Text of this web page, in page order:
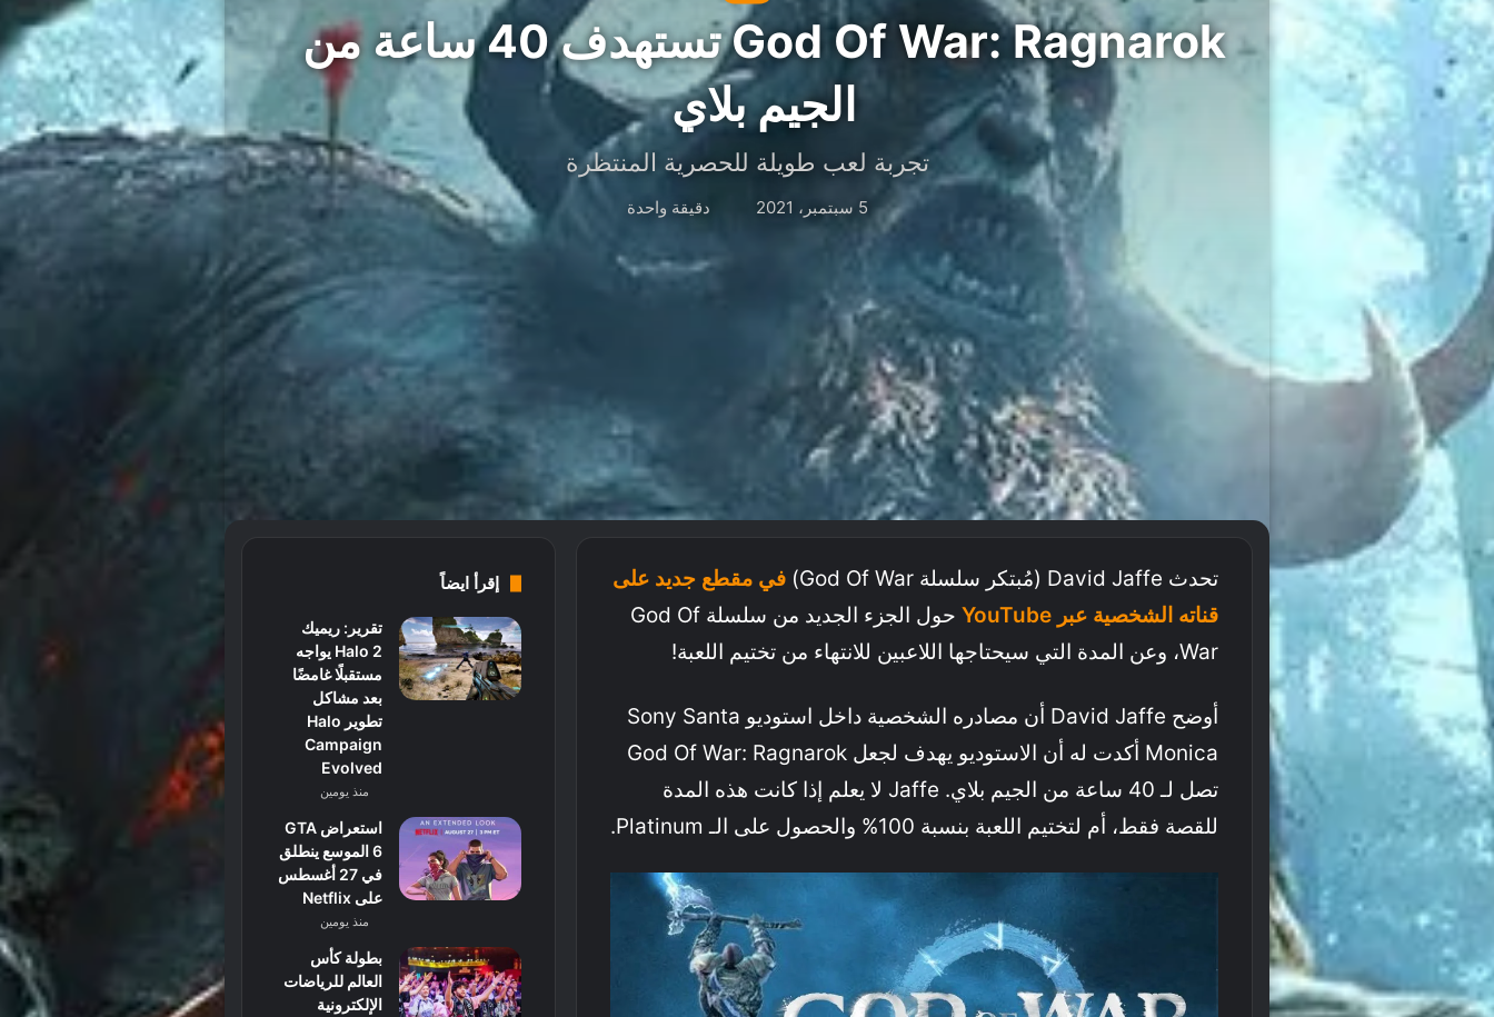
God Of War: Ragnarok تستهدف 40 ساعة من
الجيم بلاي
تجربة لعب طويلة للحصرية المنتظرة
5 سبتمبر، 2021 دقيقة واحدة
تحدث David Jaffe (مُبتكر سلسلة God Of War)
في مقطع جديد على
قناته الشخصية عبر YouTube
حول الجزء الجديد من سلسلة God Of
War، وعن المدة التي سيحتاجها اللاعبين للانتهاء من تختيم اللعبة!
أوضح David Jaffe أن مصادره الشخصية داخل استوديو Sony Santa
Monica أكدت له أن الاستوديو يهدف لجعل God Of War: Ragnarok
تصل لـ 40 ساعة من الجيم بلاي. Jaffe لا يعلم إذا كانت هذه المدة
للقصة فقط، أم لتختيم اللعبة بنسبة 100% والحصول على الـ Platinum.
إقرأ ايضاً
تقرير: ريميك
Halo 2 يواجه
مستقبلًا غامضًا
بعد مشاكل
تطوير Halo
Campaign
Evolved
منذ يومين
استعراض GTA
6 الموسع ينطلق
في 27 أغسطس
على Netflix
منذ يومين
بطولة كأس
العالم للرياضات
الإلكترونية